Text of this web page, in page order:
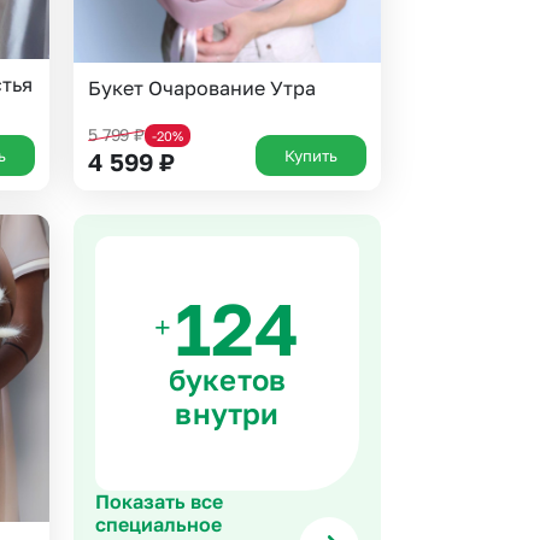
Букет Очарование Утра
5 799₽ -20%
4 599 ₽ Купить
+
букетов
внутри
Показать все
специальное